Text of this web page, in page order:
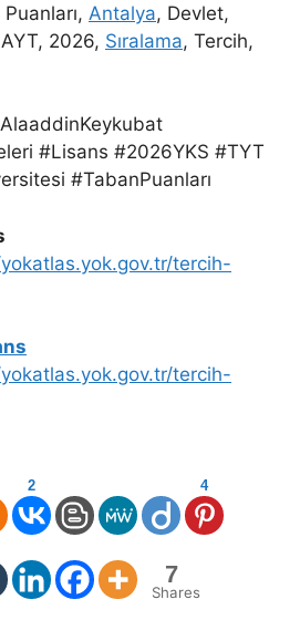
Antalya, Devlet,
2026, Sıralama, Tercih,
#Lisans #2026YKS #TYT
#TabanPuanları
tercih-
tercih-
2 4
7
Shares